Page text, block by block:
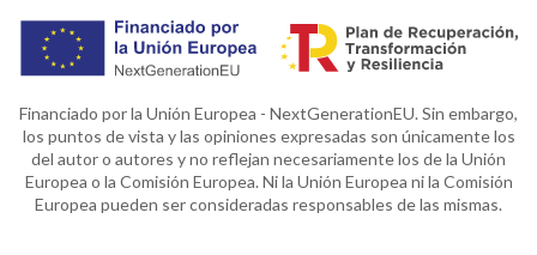
Financiado por la Unión Europea - NextGenerationEU. Sin embargo,
los puntos de vista y las opiniones expresadas son únicamente los
del autor o autores y no reflejan necesariamente los de la Unión
Europea o la Comisión Europea. Ni la Unión Europea ni la Comisión
Europea pueden ser consideradas responsables de las mismas.